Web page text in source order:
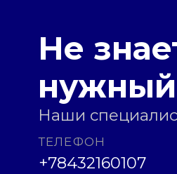
Не
Наши
ТЕЛЕФОН
+78432160107